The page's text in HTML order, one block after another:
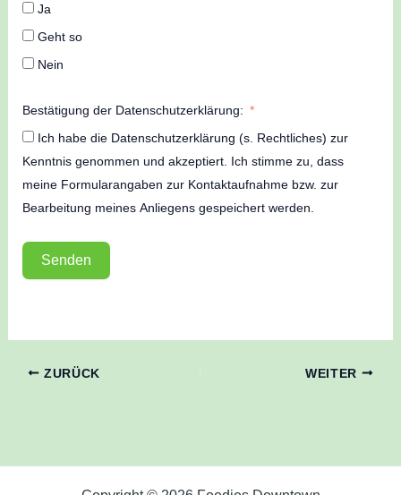
Ja
Geht so
Nein
Bestätigung der Datenschutzerklärung:
Ich habe die Datenschutzerklärung (s. Rechtliches) zur
Kenntnis genommen und akzeptiert. Ich stimme zu, dass
meine Formularangaben zur Kontaktaufnahme bzw. zur
Bearbeitung meines Anliegens gespeichert werden.
Senden
e
t
ZURÜCK WEITER